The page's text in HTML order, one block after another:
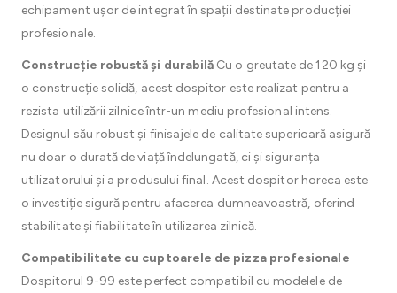
echipament ușor de integrat în spații destinate producției
profesionale.
Construcție robustă și durabilă Cu o greutate de 120 kg și
o construcție solidă, acest dospitor este realizat pentru a
rezista utilizării zilnice într-un mediu profesional intens.
Designul său robust și finisajele de calitate superioară asigură
nu doar o durată de viață îndelungată, ci și siguranța
utilizatorului și a produsului final. Acest dospitor horeca este
o investiție sigură pentru afacerea dumneavoastră, oferind
stabilitate și fiabilitate în utilizarea zilnică.
Compatibilitate cu cuptoarele de pizza profesionale
Dospitorul 9-99 este perfect compatibil cu modelele de